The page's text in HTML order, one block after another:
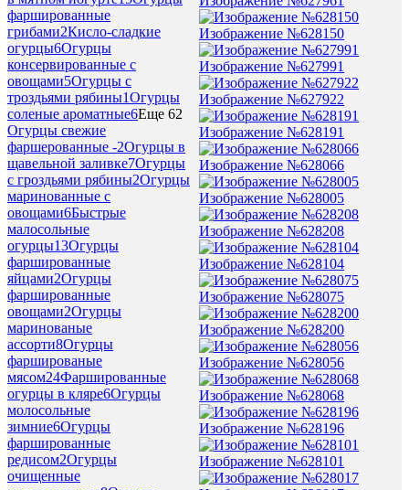
фаршированные
грибами2Кисло-сладкие
огурцы6Огурцы
консервированные с
овощами5Огурцы с
троздьями рябины1Огурцы
соленые ароматные6Еще 62
Огурцы свежие
фаршерованные -2Огурцы в
щавельной заливке7Огурцы
с гроздьями рябины2Огурцы
маринованные с
овощами6Быстрые
малосольные
огурцы13Огурцы
фаршированные
яйцами2Огурцы
фаршированные
овощами2Огурцы
маринованые
ассорти8Огурцы
фаршированые
мясом24Фаршированные
огурцы в кляре6Огурцы
молосольные
зимние6Огурцы
фаршированные
редисом2Огурцы
очищенные
Изображение №628150
Изображение №627991
Изображение №627922
Изображение №628191
Изображение №628066
Изображение №628005
Изображение №628208
Изображение №628104
Изображение №628075
Изображение №628200
Изображение №628056
Изображение №628068
Изображение №628196
Изображение №628101